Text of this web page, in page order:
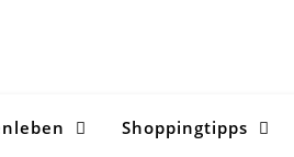
Shoppingtipps